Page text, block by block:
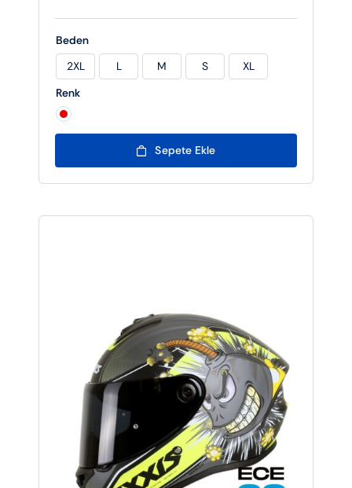
Beden
2XL L M S
XL
Renk
Sepete Ekle